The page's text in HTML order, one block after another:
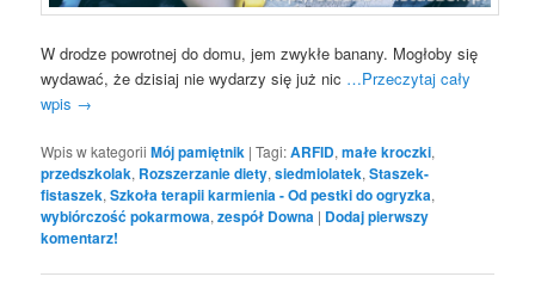
W drodze powrotnej do domu, jem zwykłe banany. Mogłoby się
wydawać, że dzisiaj nie wydarzy się już nic …Przeczytaj cały
wpis →
Wpis w kategoriiMój pamiętnik |Tagi:ARFID,małe kroczki,
przedszkolak, Rozszerzanie diety,siedmiolatek,Staszek-
fistaszek,Szkoła terapii karmienia - Od pestki do ogryzka,
wybiórczość pokarmowa,zespół Downa | Dodaj pierwszy
komentarz!